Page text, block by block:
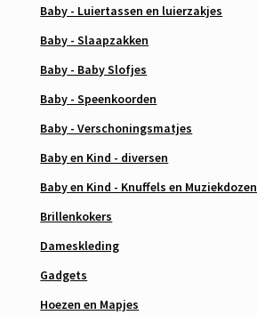
Baby - Luiertassen en luierzakjes
Baby - Slaapzakken
Baby - Baby Slofjes
Baby - Speenkoorden
Baby - Verschoningsmatjes
Baby en Kind - diversen
Baby en Kind - Knuffels en Muziekdozen
Brillenkokers
Dameskleding
Gadgets
Hoezen en Mapjes